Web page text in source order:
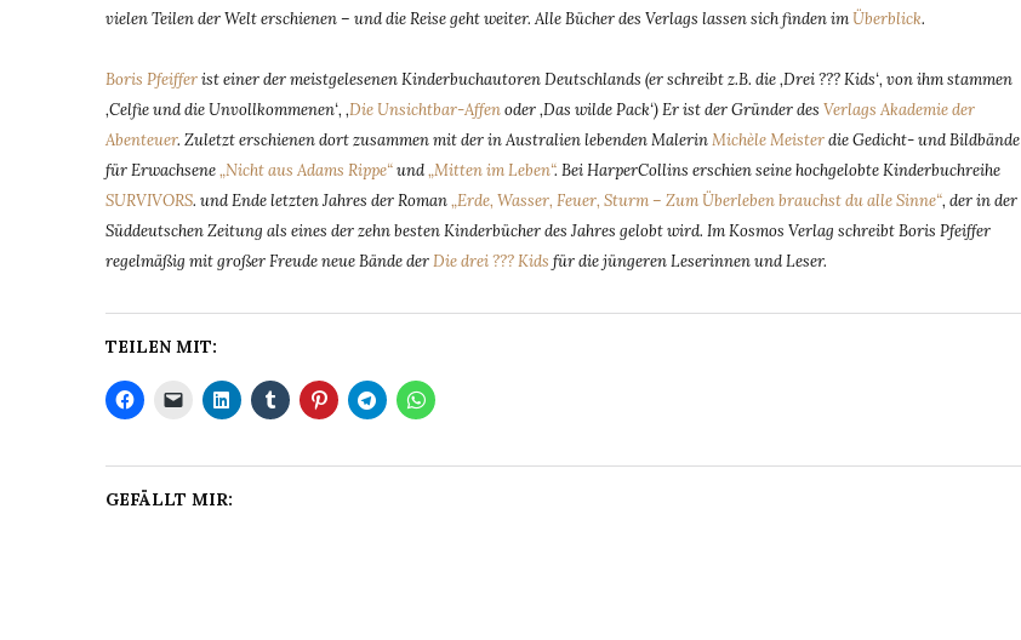
vielen Teilen der Welt erschienen – und die Reise geht weiter. Alle Bücher des Verlags lassen sich finden imÜberblick.
Boris Pfeifferist einer der meistgelesenen Kinderbuchautoren Deutschlands (er schreibt z.B. die ‚Drei ??? Kids‘, von ihm stammen
‚Celfie und die Unvollkommenen‘, ‚Die Unsichtbar-Affenoder ‚Das wilde Pack‘) Er ist der Gründer des Verlags Akademie der
Abenteuer. Zuletzt erschienen dort zusammen mit der in Australien lebenden MalerinMichèle Meisterdie Gedicht- und Bildbände
für Erwachsene„Nicht aus Adams Rippe“und„Mitten im Leben“. Bei HarperCollins erschien seine hochgelobte Kinderbuchreihe
SURVIVORS. und Ende letzten Jahres der Roman„Erde, Wasser, Feuer, Sturm – Zum Überleben brauchst du alle Sinne“, der in der
Süddeutschen Zeitung als eines der zehn besten Kinderbücher des Jahres gelobt wird. Im Kosmos Verlag schreibt Boris Pfeiffer
regelmäßig mit großer Freude neue Bände derDie drei ??? Kids für die jüngeren Leserinnen und Leser.
TEILEN MIT:
GEFÄLLT MIR: